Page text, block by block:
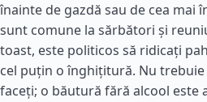
înainte de gazdă sau de cea mai
sunt comune la sărbători și
toast, este politicos să ridicați
cel puțin o înghițitură. Nu
faceți; o băutură fără alcool este